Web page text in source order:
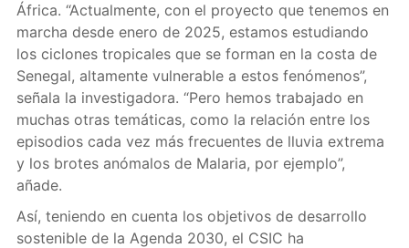
África. “Actualmente, con el proyecto que tenemos en
marcha desde enero de 2025, estamos estudiando
los ciclones tropicales que se forman en la costa de
Senegal, altamente vulnerable a estos fenómenos”,
señala la investigadora. “Pero hemos trabajado en
muchas otras temáticas, como la relación entre los
episodios cada vez más frecuentes de lluvia extrema
y los brotes anómalos de Malaria, por ejemplo”,
añade.
Así, teniendo en cuenta los objetivos de desarrollo
sostenible de la Agenda 2030, el CSIC ha